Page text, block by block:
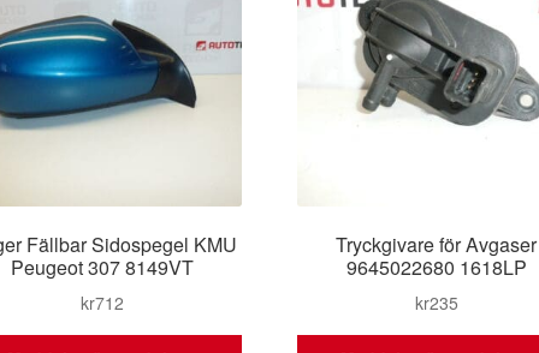
Fällbar Sidospegel KMU
Peugeot 307 8149VT
kr712
Tryckgivare för Avgaser
9645022680 1618LP
kr235